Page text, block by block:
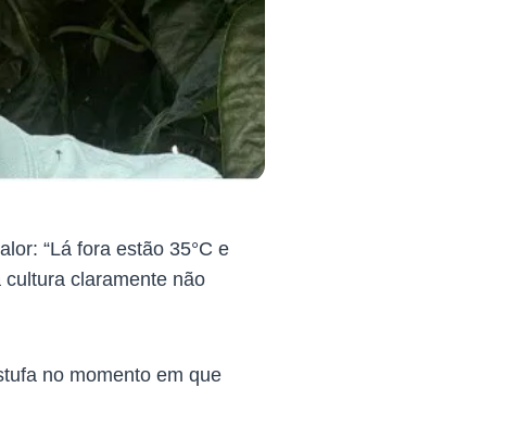
“Lá fora estão 35°C e
claramente não
no momento em que